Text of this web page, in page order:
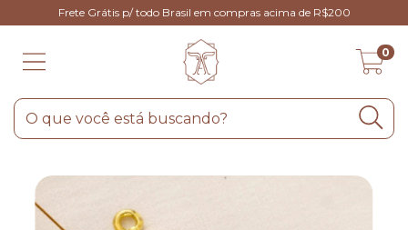
Frete Grátis p/ todo Brasil em compras acima de R$200
0